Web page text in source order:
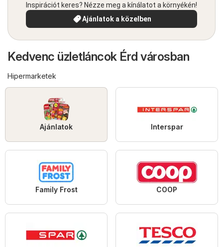
Inspirációt keres? Nézze meg a kínálatot a környékén!
Ajánlatok a közelben
Kedvenc üzletláncok Érd városban
Hipermarketek
Ajánlatok Interspar
Family Frost COOP